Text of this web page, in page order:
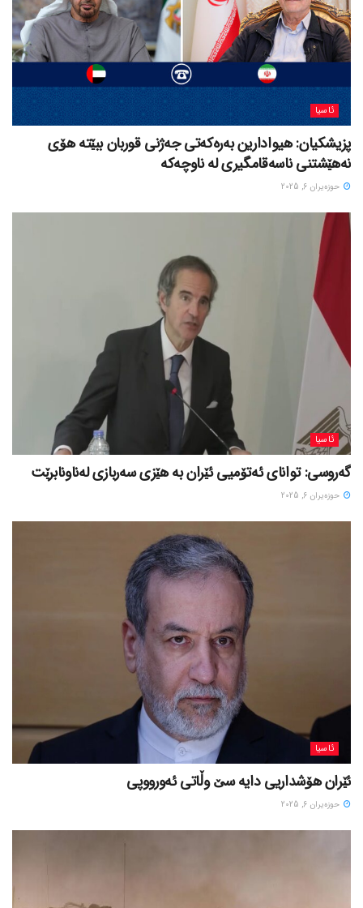
ئاسیا
پزیشکیان: هیوادارین بەرەکەتی جەژنی قوربان ببێتە هۆی
نەهێشتنی ناسەقامگیری لە ناوچەکە
حوزه‌یران 6, 2025
ئاسیا
گەروسی: توانای ئەتۆمیی ئێران بە هێزی سەربازی لەناونابرێت
حوزه‌یران 6, 2025
ئاسیا
ئێران هۆشداریی دایە سێ وڵاتی ئەورووپی
حوزه‌یران 6, 2025